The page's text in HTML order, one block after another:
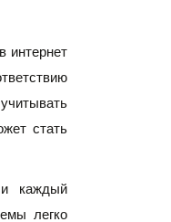
интернет
стать
каждый
легко